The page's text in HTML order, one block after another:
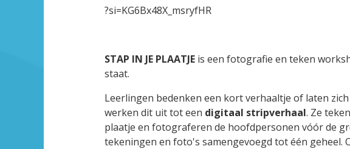
?si=KG6Bx48X_msryfHR
STAP IN JE PLAATJE is een fotografie en teken
staat.
Leerlingen bedenken een kort verhaaltje of laten
werken dit uit tot een digitaal stripverhaal. Ze
plaatje en fotograferen de hoofdpersonen vóór de
tekeningen en foto's samengevoegd tot één geheel.